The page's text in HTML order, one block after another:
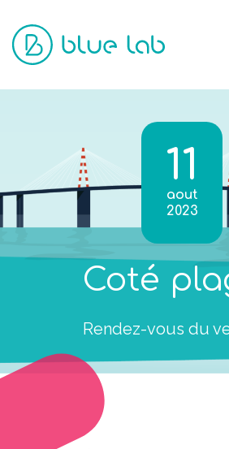
11
aout
2023
Coté
Rendez-vous du